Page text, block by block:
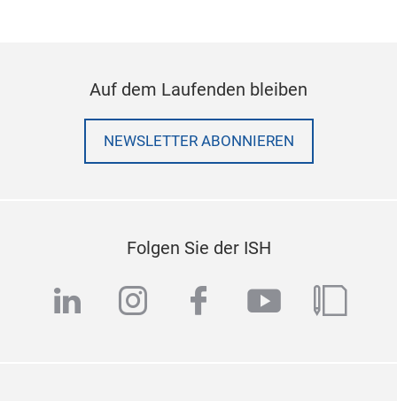
Auf dem Laufenden bleiben
NEWSLETTER ABONNIEREN
Folgen Sie der ISH
linkedininstagram
facebook
youtube
blog